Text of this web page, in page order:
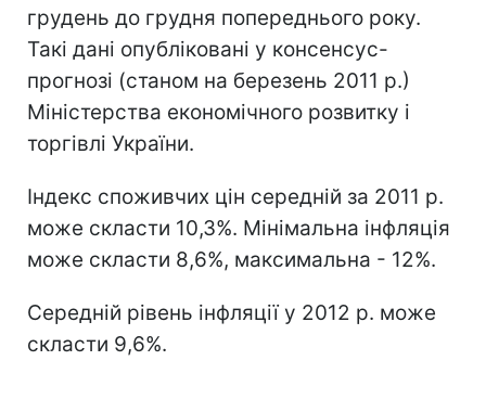
грудень до грудня попереднього року.
Такі дані опубліковані у консенсус-
прогнозі (станом на березень 2011 р.)
Міністерства економічного розвитку і
торгівлі України.
Індекс споживчих цін середній за 2011 р.
може скласти 10,3%. Мінімальна інфляція
може скласти 8,6%, максимальна - 12%.
Середній рівень інфляції у 2012 р. може
скласти 9,6%.